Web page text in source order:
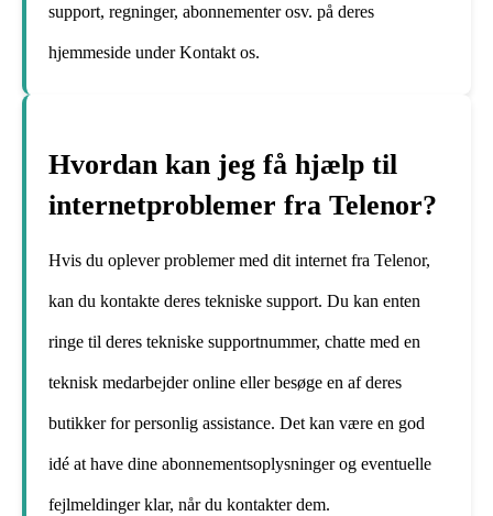
support, regninger, abonnementer osv. på deres
hjemmeside under Kontakt os.
Hvordan kan jeg få hjælp til
internetproblemer fra Telenor?
Hvis du oplever problemer med dit internet fra Telenor,
kan du kontakte deres tekniske support. Du kan enten
ringe til deres tekniske supportnummer, chatte med en
teknisk medarbejder online eller besøge en af deres
butikker for personlig assistance. Det kan være en god
idé at have dine abonnementsoplysninger og eventuelle
fejlmeldinger klar, når du kontakter dem.